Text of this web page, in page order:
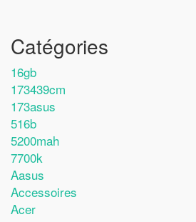
Catégories
16gb
173439cm
173asus
516b
5200mah
7700k
Aasus
Accessoires
Acer